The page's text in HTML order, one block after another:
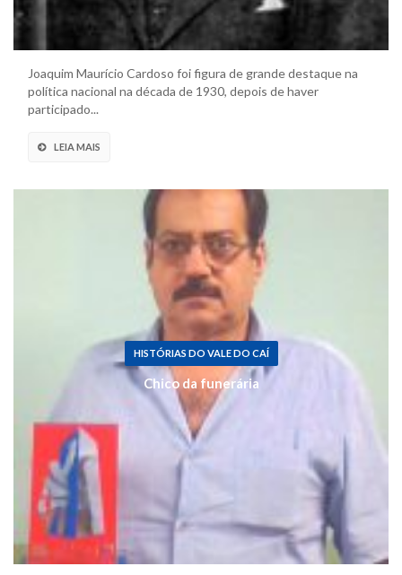
Joaquim Maurício Cardoso foi figura de grande destaque na
política nacional na década de 1930, depois de haver
participado...
LEIA MAIS
HISTÓRIAS DO VALE DO CAÍ
Chico da funerária